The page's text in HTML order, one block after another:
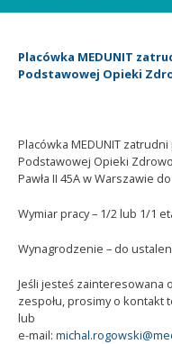
Placówka MEDUNIT
Podstawowej Opieki
Placówka MEDUNIT
Podstawowej Opieki
Pawła II 45A w Warszawie
Wymiar pracy – 1/2 lub 1/1
Wynagrodzenie – do
Jeśli jesteś zainteresowana
zespołu, prosimy o kontakt
lub
e-mail: